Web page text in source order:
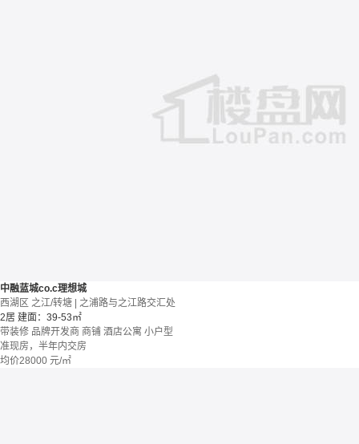
中融蓝城co.c理想城
西湖区 之江/转塘 | 之浦路与之江路交汇处
2居 建面：39-53㎡
带装修 品牌开发商 商铺 酒店公寓 小户型
准现房，半年内交房
均价28000 元/㎡